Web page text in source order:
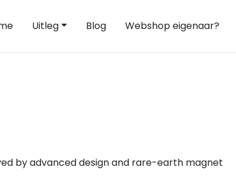
Uitleg Blog Webshop eigenaar?
by advanced design and rare-earth magnet